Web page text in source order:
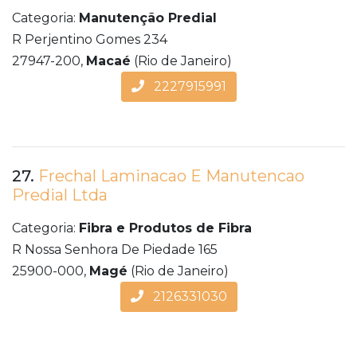
Categoria: Manutenção Predial
R Perjentino Gomes 234
27947-200, Macaé (Rio de Janeiro)
2227915991
27. Frechal Laminacao E Manutencao
Predial Ltda
Categoria: Fibra e Produtos de Fibra
R Nossa Senhora De Piedade 165
25900-000, Magé (Rio de Janeiro)
2126331030